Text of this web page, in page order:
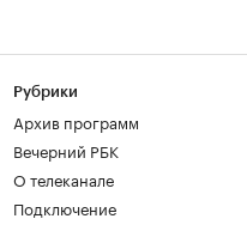
Рубрики
Архив программ
Вечерний РБК
О телеканале
Подключение